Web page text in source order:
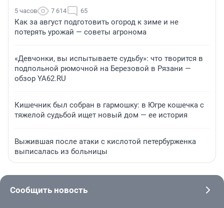
5 часов 7 614 65
Как за август подготовить огород к зиме и не
потерять урожай — советы агронома
«Девчонки, вы испытываете судьбу»: что творится в
подпольной рюмочной на Березовой в Рязани —
обзор YA62.RU
Кишечник был собран в гармошку: в Югре кошечка с
тяжелой судьбой ищет новый дом — ее история
Выжившая после атаки с кислотой петербурженка
выписалась из больницы
Сообщить новость